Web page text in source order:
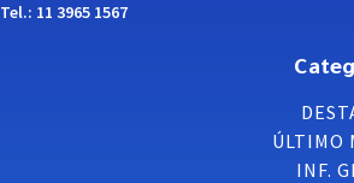
Tel.: 11 3965 1567
ÚLTIMO
INF.